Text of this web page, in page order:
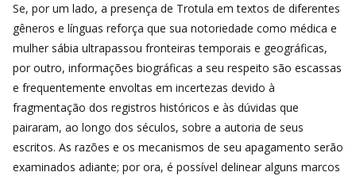
Se, por um lado, a presença de Trotula em textos de diferentes
gêneros e línguas reforça que sua notoriedade como médica e
mulher sábia ultrapassou fronteiras temporais e geográficas,
por outro, informações biográficas a seu respeito são escassas
e frequentemente envoltas em incertezas devido à
fragmentação dos registros históricos e às dúvidas que
pairaram, ao longo dos séculos, sobre a autoria de seus
escritos. As razões e os mecanismos de seu apagamento serão
examinados adiante; por ora, é possível delinear alguns marcos